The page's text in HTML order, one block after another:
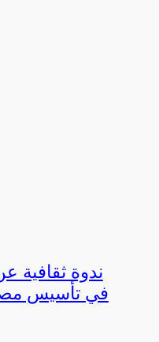
ندوة ثقافية
في تأسيس مصر